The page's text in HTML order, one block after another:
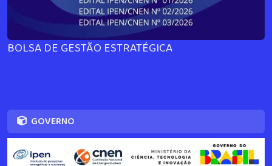
BOLSA DE GESTÃO ESTRATÉGICA
GOVERNO